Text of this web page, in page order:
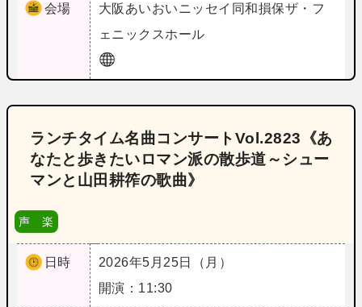
会場 大阪 あいおいニッセイ同和損保ザ・フ
ェニックスホール
ランチタイム名曲コンサートVol.2823《あ
なたと歩きたいロマン派の散歩道～シュー
マンと山田耕筰の歌曲》
声 楽
日時
2026年5月25日（月）
開演：11:30